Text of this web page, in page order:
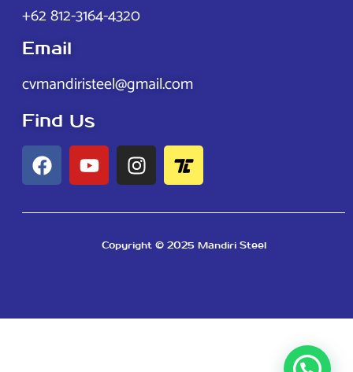
+62 812-3164-4320
Email
cvmandiristeel@gmail.com
Find Us
Copyright © 2025 Mandiri Steel